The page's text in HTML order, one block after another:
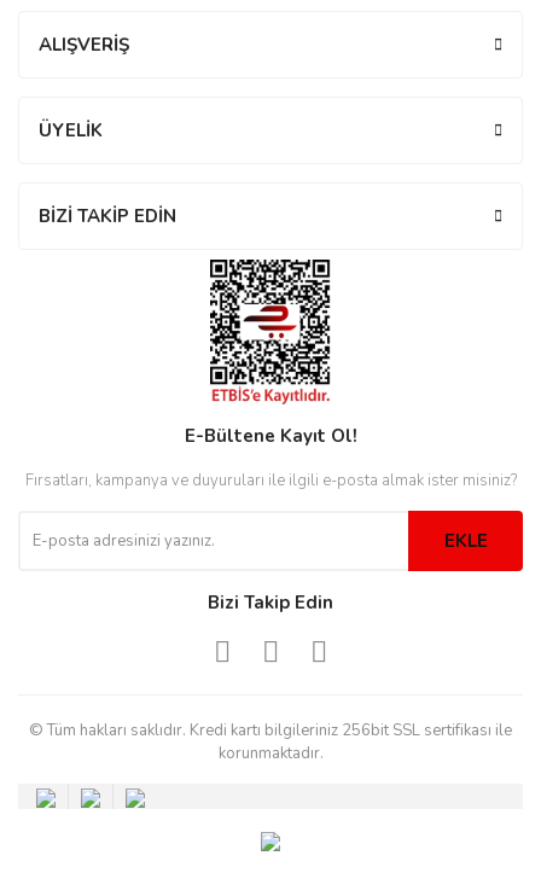
ALIŞVERİŞ
ÜYELİK
BİZİ TAKİP EDİN
E-Bültene Kayıt Ol!
Fırsatları, kampanya ve duyuruları ile ilgili e-posta almak ister misiniz?
EKLE
Bizi Takip Edin
© Tüm hakları saklıdır. Kredi kartı bilgileriniz 256bit SSL sertifikası ile
korunmaktadır.